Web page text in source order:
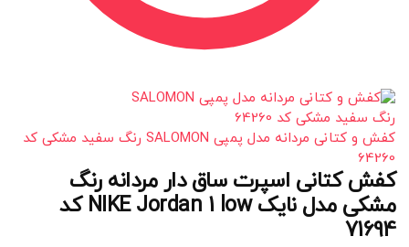
کفش و کتانی مردانه مدل پمپی SALOMON رنگ سفید مشکی کد
64260
کفش کتانی اسپرت ساق دار مردانه رنگ
مشکی مدل نایک NIKE Jordan 1 low کد
71694